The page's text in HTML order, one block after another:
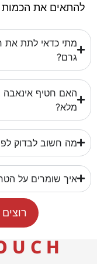
להתאים את הכמות
גרם?
מלא?
מה חשוב לבדוק
איך שומרים על
C H